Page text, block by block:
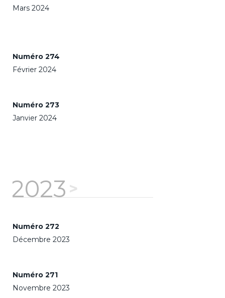
Mars 2024
Numéro 274
Février 2024
Numéro 273
Janvier 2024
2023
Numéro 272
Décembre 2023
Numéro 271
Novembre 2023